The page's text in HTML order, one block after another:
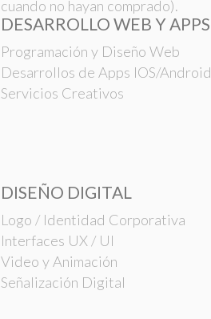
cuando no hayan comprado).
DESARROLLO WEB Y APPS
Programación y Diseño Web
Desarrollos de Apps IOS/Android
Servicios Creativos
DISEÑO DIGITAL
Logo / Identidad Corporativa
Interfaces UX / UI
Video y Animación
Señalización Digital